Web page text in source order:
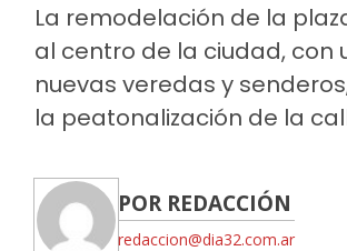
La remodelación de la
al centro de la ciudad, con
nuevas veredas y
la peatonalización de la
POR REDACCIÓN
redaccion@dia32.com.ar